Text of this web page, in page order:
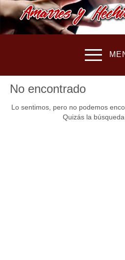
No encontrado
Lo sentimos, pero no podemos
Quizás la